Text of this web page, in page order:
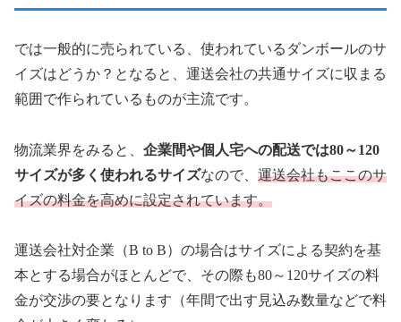
では一般的に売られている、使われているダンボールのサ
イズはどうか？となると、運送会社の共通サイズに収まる
範囲で作られているものが主流です。
物流業界をみると、 企業間や個人宅への配送では80～120
サイズが多く使われるサイズなので、 運送会社もここのサ
イズの料金を高めに設定されています。
運送会社対企業（B to B）の場合はサイズによる契約を基
本とする場合がほとんどで、その際も80～120サイズの料
金が交渉の要となります（年間で出す見込み数量などで料